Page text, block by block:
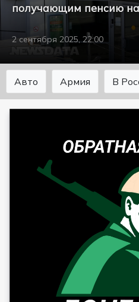
получающим пенсию
2 сентября 2025, 22:00
Авто Армия В